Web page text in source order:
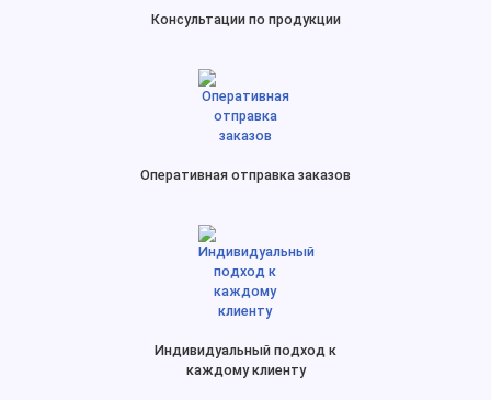
Консультации по продукции
Оперативная отправка заказов
Индивидуальный подход к
каждому клиенту